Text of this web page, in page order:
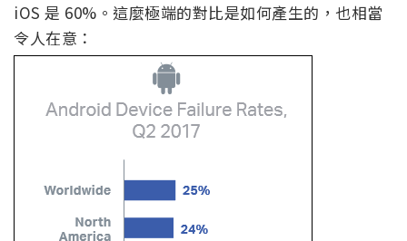
iOS 是 60%。這麼極端的對比是如何產生的，也相當
令人在意：